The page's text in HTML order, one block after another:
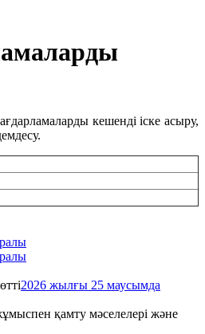
кешенді іске асыру,
2026 жылғы 25 маусымда